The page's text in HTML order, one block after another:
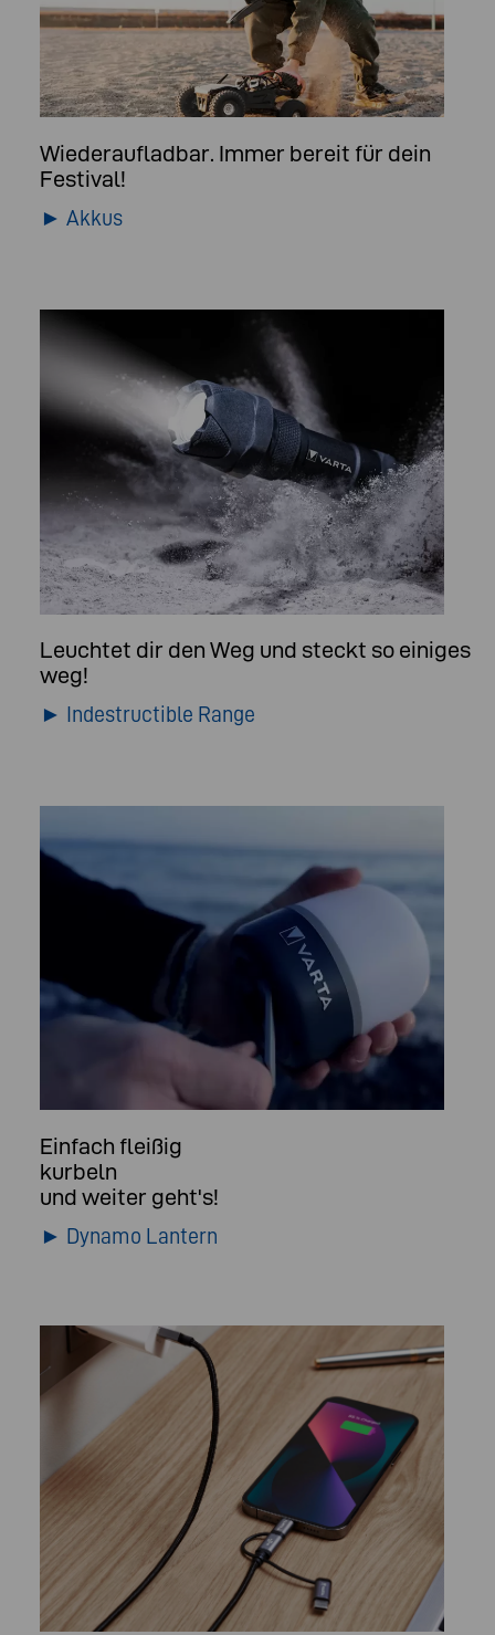
Wiederaufladbar. Immer bereit für dein
Festival!
► Akkus
Leuchtet dir den Weg und steckt so einiges
weg!
► Indestructible Range
Einfach fleißig
kurbeln
und weiter geht's!
► Dynamo Lantern